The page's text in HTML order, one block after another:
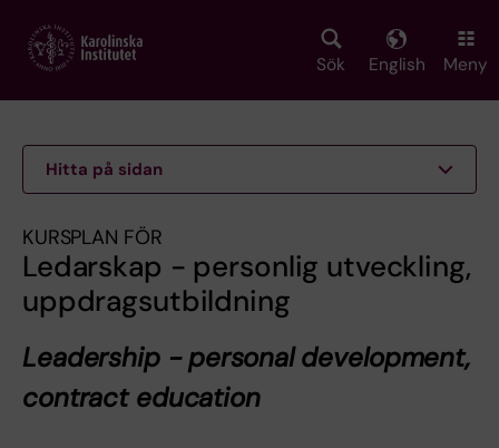
main
Sök English Meny
Hitta på sidan
KURSPLAN FÖR
Ledarskap - personlig utveckling,
uppdragsutbildning
Leadership - personal development,
contract education